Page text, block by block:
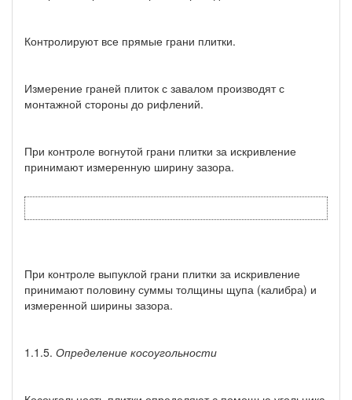
Контролируют все прямые грани плитки.
Измерение граней плиток с завалом производят с
монтажной стороны до рифлений.
При контроле вогнутой грани плитки за искривление
принимают измеренную ширину зазора.
При контроле выпуклой грани плитки за искривление
принимают половину суммы толщины щупа (калибра) и
измеренной ширины зазора.
1.1.5. Определение косоугольности